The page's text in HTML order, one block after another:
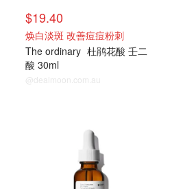
$19.40
焕白淡斑 改善痘痘粉刺
The ordinary 杜鹃花酸 壬二
酸 30ml
@dealmoon.com.au